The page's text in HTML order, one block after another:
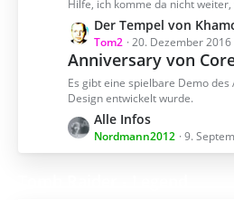
g
e
e
B
i
r
Hilfe, ich komme da nicht
L
e
t
z
t
e
B
e
Der Tempel von
Tom2 20. Dezember 2016
Anniversary von
Es gibt eine spielbare Demo
Design entwickelt wurde.
L
e
t
Alle Infos
Nordmann2012 9.